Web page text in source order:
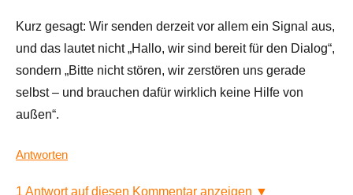
Kurz gesagt: Wir senden derzeit vor allem ein Signal aus,
und das lautet nicht „Hallo, wir sind bereit für den Dialog“,
sondern „Bitte nicht stören, wir zerstören uns gerade
selbst – und brauchen dafür wirklich keine Hilfe von
außen“.
Antworten
1 Antwort auf diesen Kommentar anzeigen ▼